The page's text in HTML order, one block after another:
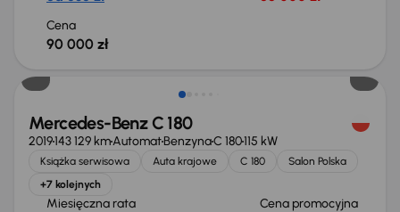
Cena
90 000 zł
Mercedes-Benz C 180
2019143 129 kmAutomatBenzynaC 180115 kW
Książka serwisowa Auta krajowe C 180
Salon Polska
+7 kolejnych
Miesięczna rata Cena promocyjna